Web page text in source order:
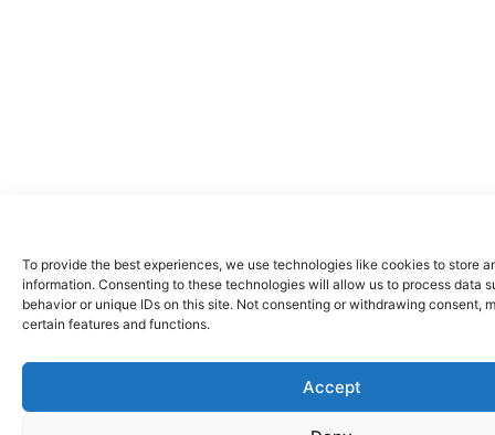
To provide the best experiences, we use technologies like cookies to store
information. Consenting to these technologies will allow us to process data
behavior or unique IDs on this site. Not consenting or withdrawing consent,
certain features and functions.
Accept